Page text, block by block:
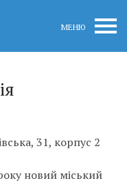
МЕНЮ
31, корпус 2
новий міський